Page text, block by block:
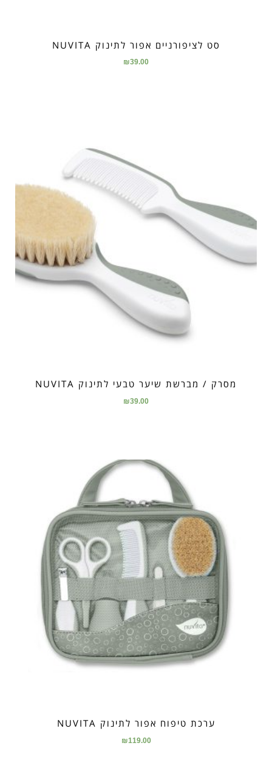
סט לציפורניים אפור לתינוק NUVITA
₪39.00
מסרק / מברשת שיער טבעי לתינוק NUVITA
₪39.00
ערכת טיפוח אפור לתינוק NUVITA
₪119.00